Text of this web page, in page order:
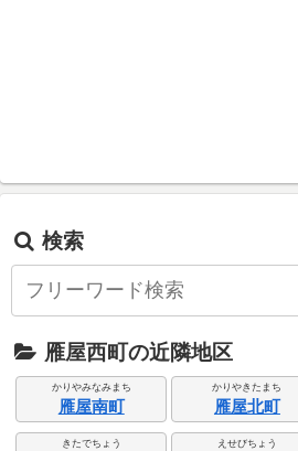
検索
雁屋西町の近隣地区
かりやみなみまち
雁屋南町
かりやきたまち
雁屋北町
きたでちょう えせびちょう